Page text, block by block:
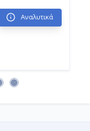
Αναλυτικά